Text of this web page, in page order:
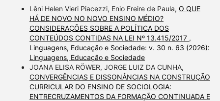
Lêni Helen Vieri Piacezzi, Enio Freire de Paula, O QUE
HÁ DE NOVO NO NOVO ENSINO MÉDIO?
CONSIDERAÇÕES SOBRE A POLÍTICA DOS
CONTEÚDOS CONTIDAS NA LEI Nº 13.415/2017 ,
Linguagens, Educação e Sociedade: v. 30 n. 63 (2026):
Linguagens, Educação e Sociedade
JOANA ELISA RÖWER, JORGE LUIZ DA CUNHA,
CONVERGÊNCIAS E DISSONÂNCIAS NA CONSTRUÇÃO
CURRICULAR DO ENSINO DE SOCIOLOGIA:
ENTRECRUZAMENTOS DA FORMAÇÃO CONTINUADA E